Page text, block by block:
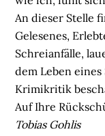
An dieser Stelle
Gelesenes,
Schreianfälle,
dem Leben
Krimikritik
Auf Ihre
Tobias Gohlis